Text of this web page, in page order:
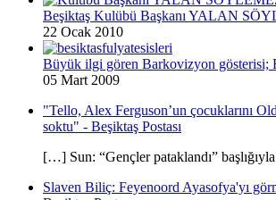
Beşiktaş Kulübü Başkanı YALAN
22 Ocak 2010
Büyük ilgi gören Barkovizyon gösterisi;
05 Mart 2009
"Tello, Alex Ferguson’un çocuklarını
soktu" - Beşiktaş Postası
[…] Sun: “Gençler pataklandı”
Slaven Biliç: Feyenoord Ayasofya'yı